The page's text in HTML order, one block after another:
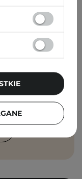
maila!
i
zpolityką